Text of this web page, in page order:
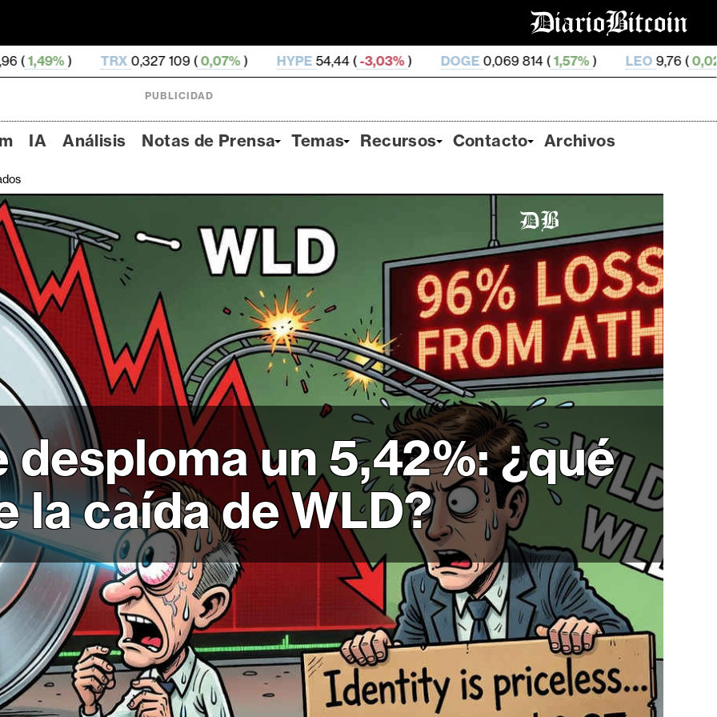
TRX0,327 109 ( 0,07%) HYPE54,44 ( -3,03%) DOGE0,069 814 (1,57%) LEO9,76 (0,02%) ZEC
PUBLICIDAD
IA Análisis Notas de Prensa Temas Recursos Contacto Archivos
un 5,42%: ¿qué
la caída de WLD?